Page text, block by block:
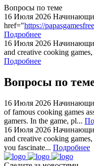
replica
bvlgari
watches
+maserati
online
for
sale.
hilarity
exceptional
method.
with
the
Вопросы по теме
16 Июля 2026
href="https://
Подробнее
16 Июля 2026
and creative cooking
Подробнее
Вопросы по
16 Июля 2026
of famous cooking games
gamers. In the game, pl...
16 Июля 2026
and creative cooking games,
you fascinate... Подробнее